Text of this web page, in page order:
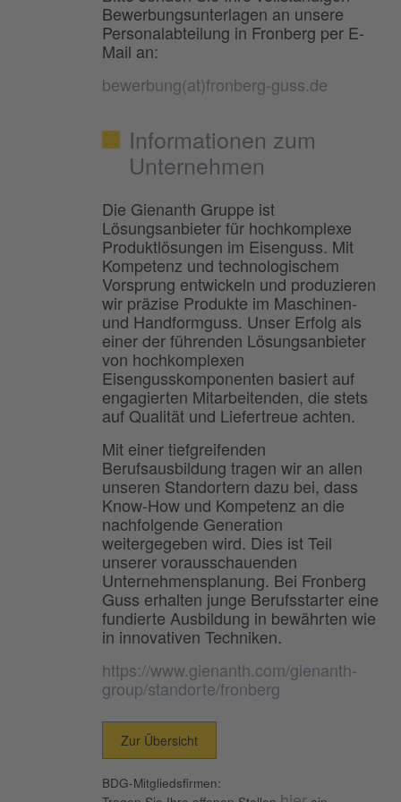
Bewerbungsunterlagen an unsere
Personalabteilung in Fronberg per E-
Mail an:
bewerbung(at)fronberg-guss.de
Informationen zum
Unternehmen
Die Gienanth Gruppe ist
Lösungsanbieter für hochkomplexe
Produktlösungen im Eisenguss. Mit
Kompetenz und technologischem
Vorsprung entwickeln und produzieren
wir präzise Produkte im Maschinen-
und Handformguss. Unser Erfolg als
einer der führenden Lösungsanbieter
von hochkomplexen
Eisengusskomponenten basiert auf
engagierten Mitarbeitenden, die stets
auf Qualität und Liefertreue achten.
Mit einer tiefgreifenden
Berufsausbildung tragen wir an allen
unseren Standortern dazu bei, dass
Know-How und Kompetenz an die
nachfolgende Generation
weitergegeben wird. Dies ist Teil
unserer vorausschauenden
Unternehmensplanung. Bei Fronberg
Guss erhalten junge Berufsstarter eine
fundierte Ausbildung in bewährten wie
in innovativen Techniken.
https://www.gienanth.com/gienanth-
group/standorte/fronberg
Zur Übersicht
BDG-Mitgliedsfirmen: